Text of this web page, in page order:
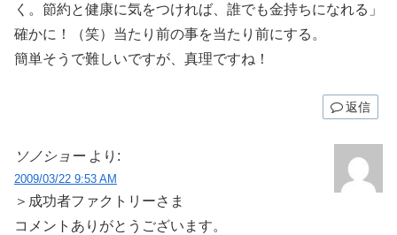
く。節約と健康に気をつければ、誰でも金持ちになれる」
確かに！（笑）当たり前の事を当たり前にする。
簡単そうで難しいですが、真理ですね！
返信
ソノショー より:
2009/03/22 9:53 AM
＞成功者ファクトリーさま
コメントありがとうございます。